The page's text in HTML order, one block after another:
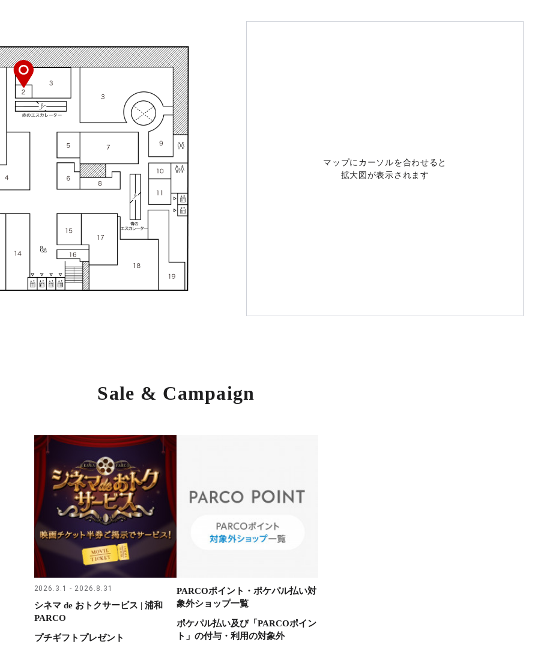
マップにカーソルを合わせると
拡大図が表示されます
Sale & Campaign
2026.3.1 - 2026.8.31
シネマ de おトクサービス | 浦和
PARCO
プチギフトプレゼント
PARCOポイント・ポケパル払い対
象外ショップ一覧
ポケパル払い及び「PARCOポイン
ト」の付与・利用の対象外